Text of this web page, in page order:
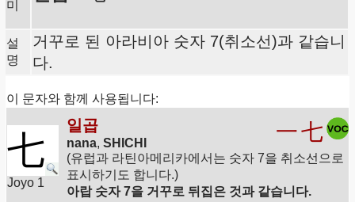
미
설
명
거꾸로 된 아라비아 숫자 7(취소선)과 같습니
다.
이 문자와 함께 사용됩니다:
七
Joyo 1
일곱
nana, SHICHI 一七
(유럽과 라틴아메리카에서는 숫자 7을 취소선으로
표시하기도 합니다.)
아랍 숫자 7을 거꾸로 뒤집은 것과 같습니다.